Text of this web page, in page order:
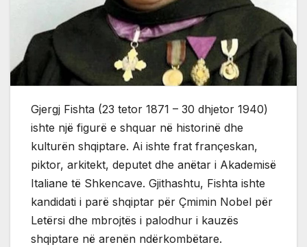
Gjergj Fishta (23 tetor 1871 – 30 dhjetor 1940)
ishte një figurë e shquar në historinë dhe
kulturën shqiptare. Ai ishte frat françeskan,
piktor, arkitekt, deputet dhe anëtar i Akademisë
Italiane të Shkencave. Gjithashtu, Fishta ishte
kandidati i parë shqiptar për Çmimin Nobel për
Letërsi dhe mbrojtës i palodhur i kauzës
shqiptare në arenën ndërkombëtare.